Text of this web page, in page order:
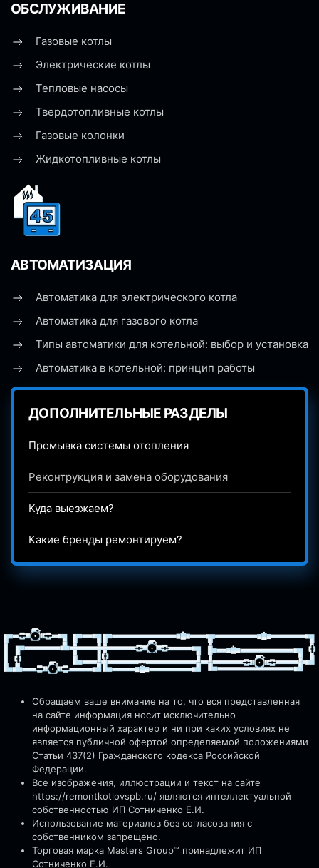
ОБСЛУЖИВАНИЕ
Газовые котлы
Электрические котлы
Тепловые насосы
Твердотопливные котлы
Газовые колонки
Жидкотопливные котлы
АВТОМАТИЗАЦИЯ
Автоматика для электрического котла
Автоматика для газового котла
Типы автоматики для котельной: выбор и установка
Автоматика в котельной: принцип работы
ДОПОЛНИТЕЛЬНЫЕ РАЗДЕЛЫ
Промывка системы отопления
Реконтрукция и замена оборудования
Куда выезжаем?
Какие бренды ремонтируем?
Обращаем ваше внимание на то, что вся представленная
на сайте информация носит исключительно
информационный характер и ни при каких условиях не
является публичной офертой определяемой положениями
Статьи 437(2) Гражданского кодекса Российской
Федерации.
Все изображения, иллюстрации и текст на сайте
https://remontkotlovspb.ru/ являются интеллектуальной
собственностью ИП Сотниченко Е.И.
Использование материалов без согласования с
собственником запрещено.
Торговая марка Masters Group™ принадлежит ИП
Сотниченко Е.И.